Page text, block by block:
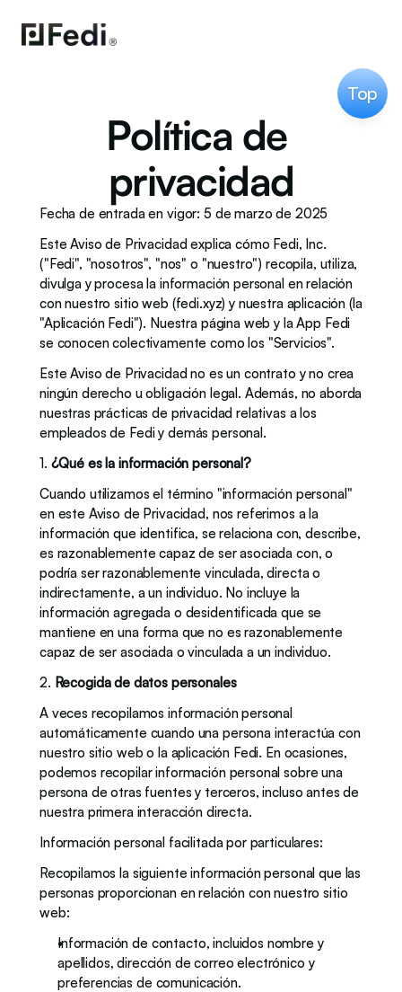
Política de
privacidad
Fecha de entrada en vigor: 5 de marzo de 2025
Este Aviso de Privacidad explica cómo Fedi, Inc.
("Fedi", "nosotros", "nos" o "nuestro") recopila, utiliza,
divulga y procesa la información personal en relación
con nuestro sitio web (fedi.xyz) y nuestra aplicación (la
"Aplicación Fedi"). Nuestra página web y la App Fedi
se conocen colectivamente como los "Servicios".
Este Aviso de Privacidad no es un contrato y no crea
ningún derecho u obligación legal. Además, no aborda
nuestras prácticas de privacidad relativas a los
empleados de Fedi y demás personal.
1. ¿Qué es la información personal?
Cuando utilizamos el término "información personal"
en este Aviso de Privacidad, nos referimos a la
información que identifica, se relaciona con, describe,
es razonablemente capaz de ser asociada con, o
podría ser razonablemente vinculada, directa o
indirectamente, a un individuo. No incluye la
información agregada o desidentificada que se
mantiene en una forma que no es razonablemente
capaz de ser asociada o vinculada a un individuo.
2. Recogida de datos personales
A veces recopilamos información personal
automáticamente cuando una persona interactúa con
nuestro sitio web o la aplicación Fedi. En ocasiones,
podemos recopilar información personal sobre una
persona de otras fuentes y terceros, incluso antes de
nuestra primera interacción directa.
Información personal facilitada por particulares:
Recopilamos la siguiente información personal que las
personas proporcionan en relación con nuestro sitio
web:
Información de contacto, incluidos nombre y
apellidos, dirección de correo electrónico y
preferencias de comunicación.
Top